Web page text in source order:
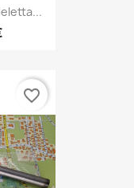
favorite_border